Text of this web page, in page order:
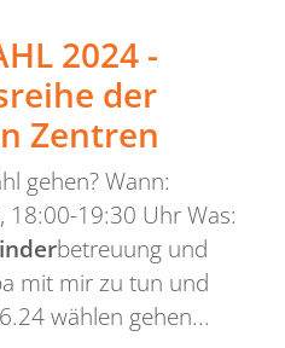
2024 -
der
Zentren
gehen? Wann:
18:00-19:30 Uhr Was:
betreuung und
mit mir zu tun und
wählen gehen...